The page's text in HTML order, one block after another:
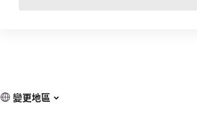
變更地區